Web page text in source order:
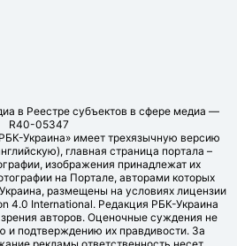
в Реестре субъектов в сфере медиа —
R40-05347
Украина» имеет трехязычную версию
главная страница портала –
изображения принадлежат их
на Портале, авторами которых
размещены на условиях лицензии
4.0 International. Редакция РБК-Украина
авторов. Оценочные суждения не
и подтверждению их правдивости. За